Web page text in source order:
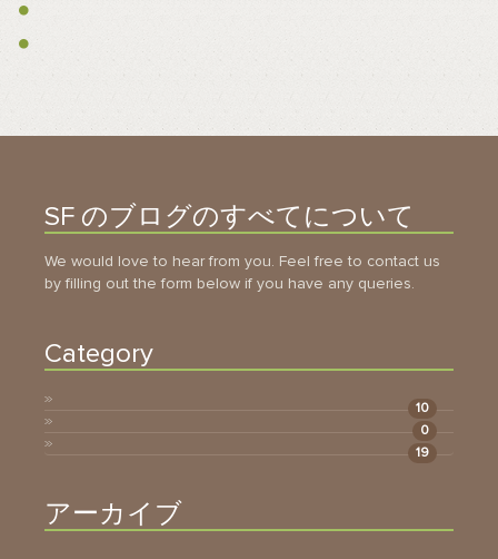
SF のブログのすべてについて
We would love to hear from you. Feel free to contact us
by filling out the form below if you have any queries.
Category
10
0
19
アーカイブ